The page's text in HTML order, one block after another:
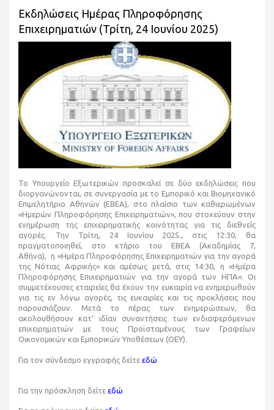
Εκδηλώσεις Ημέρας Πληροφόρησης
Επιχειρηματιών (Τρίτη, 24 Ιουνίου 2025)
Το Υπουργείο Εξωτερικών προσκαλεί σε δύο εκδηλώσεις που
διοργανώνονται, σε συνεργασία με το Εμπορικό και Βιομηχανικό
Επιμελητήριο Αθηνών (ΕΒΕΑ), στο πλαίσιο των καθιερωμένων
«Ημερών Πληροφόρησης Επιχειρηματιών», που στοχεύουν στην
ενημέρωση της επιχειρηματικής κοινότητας για τις διεθνείς
αγορές. Την Τρίτη, 24 Ιουνίου 2025., στις 12:30, θα
πραγματοποιηθεί, στο κτήριο του ΕΒΕΑ (Ακαδημίας 7,
Αθήνα), η «Ημέρα Πληροφόρησης Επιχειρηματιών για την αγορά
της Νότιας Αφρικής» και αμέσως μετά, στις 14:30, η «Ημέρα
Πληροφόρησης Επιχειρηματιών για την αγορά των ΗΠΑ». Οι
συμμετέχουσες εταιρείες θα έχουν την ευκαιρία να ενημερωθούν
για τις εν λόγω αγορές, τις ευκαιρίες και τις προκλήσεις που
παρουσιάζουν. Μετά το πέρας των ενημερώσεων, θα
ακολουθήσουν κατ’ ιδίαν συναντήσεις των ενδιαφερόμενων
επιχειρηματιών με τους Προϊσταμένους των Γραφείων
Οικονομικών και Εμπορικών Υποθέσεων (ΟΕΥ).
Για τον σύνδεσμο εγγραφής δείτε εδώ
Για την πρόσκληση δείτε εδώ